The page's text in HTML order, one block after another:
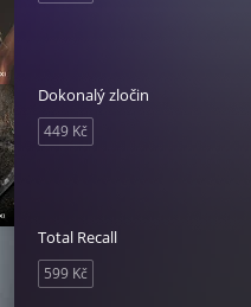
Dokonalý zločin
449 Kč
Total Recall
599 Kč